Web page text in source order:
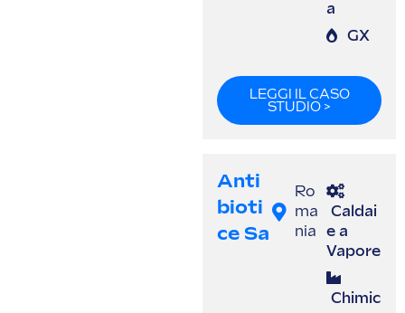
a
GX
LEGGI IL CASO
STUDIO >
Anti
Bioti
Ce Sa
Ro
ma
nia
Caldai
e a
Vapore
Chimic